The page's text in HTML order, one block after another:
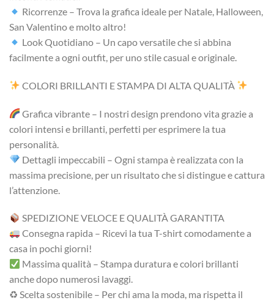
Ricorrenze – Trova la grafica ideale per Natale, Halloween,
San Valentino e molto altro!
Look Quotidiano – Un capo versatile che si abbina
facilmente a ogni outfit, per uno stile casual e originale.
COLORI BRILLANTI E STAMPA DI ALTA QUALITÀ
Grafica vibrante – I nostri design prendono vita grazie a
colori intensi e brillanti, perfetti per esprimere la tua
personalità.
Dettagli impeccabili – Ogni stampa è realizzata con la
massima precisione, per un risultato che si distingue e cattura
l’attenzione.
SPEDIZIONE VELOCE E QUALITÀ GARANTITA
Consegna rapida – Ricevi la tua T-shirt comodamente a
casa in pochi giorni!
Massima qualità – Stampa duratura e colori brillanti
anche dopo numerosi lavaggi.
♻ Scelta sostenibile – Per chi ama la moda, ma rispetta il